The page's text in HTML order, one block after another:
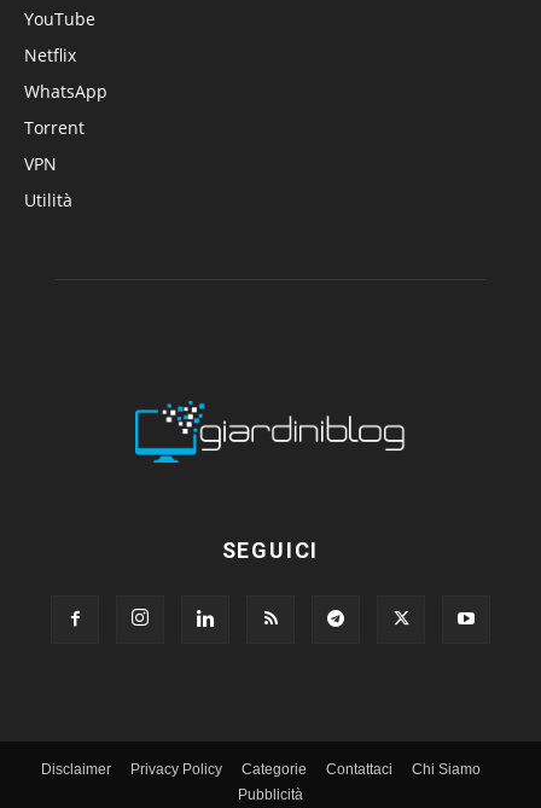
YouTube
Netflix
WhatsApp
Torrent
VPN
Utilità
SEGUICI
Disclaimer Privacy Policy Categorie Contattaci
Chi Siamo
Pubblicità